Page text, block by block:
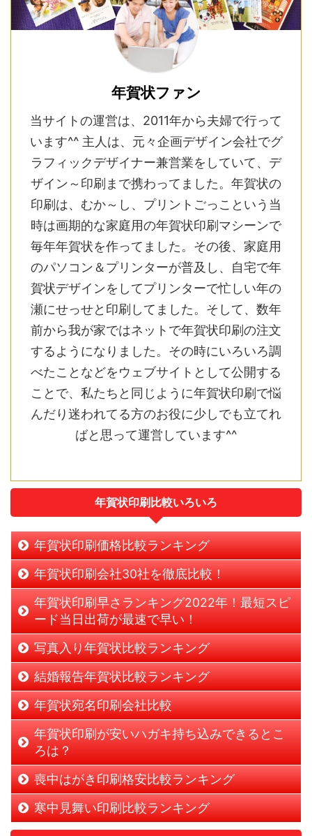
年賀状ファン
当サイトの運営は、2011年から夫婦で行って
います^^ 主人は、元々企画デザイン会社でグ
ラフィックデザイナー兼営業をしていて、デ
ザイン～印刷まで携わってました。年賀状の
印刷は、むか～し、プリントごっこという当
時は画期的な家庭用の年賀状印刷マシーンで
毎年年賀状を作ってました。その後、家庭用
のパソコン＆プリンターが普及し、自宅で年
賀状デザインをしてプリンターで忙しい年の
瀬にせっせと印刷してました。そして、数年
前から我が家ではネットで年賀状印刷の注文
するようになりました。その時にいろいろ調
べたことなどをウェブサイトとして公開する
ことで、私たちと同じように年賀状印刷で悩
んだり迷われてる方のお役に少しでも立てれ
ばと思って運営しています^^
年賀状印刷比較いろいろ
年賀状印刷価格比較ランキング
年賀状印刷会社30社を徹底比較！
年賀状印刷早さランキング2022年！最短スピ
ード当日出荷が最速で早い！
写真入り年賀状比較ランキング
結婚報告年賀状比較ランキング
年賀状宛名印刷会社比較
年賀状印刷が安いハガキ持ち込みできるとこ
ろは？
喪中はがき印刷格安比較ランキング
寒中見舞い印刷比較ランキング